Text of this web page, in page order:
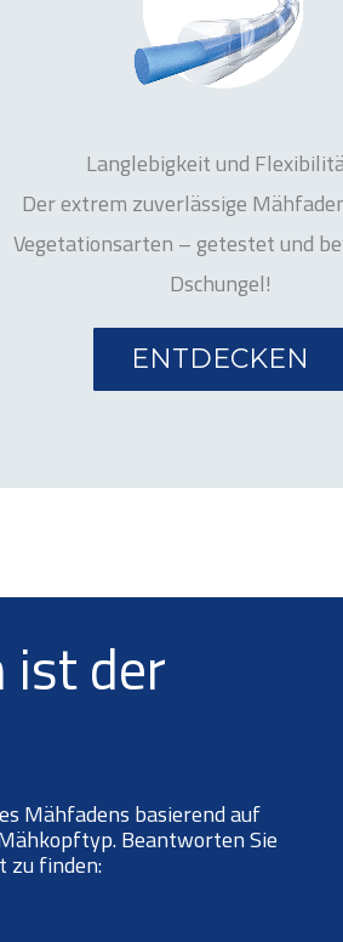
Langlebigkeit und
Der extrem zuverlässige
Vegetationsarten – getestet und
Dschungel!
ENTDECKEN
ist der
Mähfadens basierend auf
Beantworten Sie
zu finden: